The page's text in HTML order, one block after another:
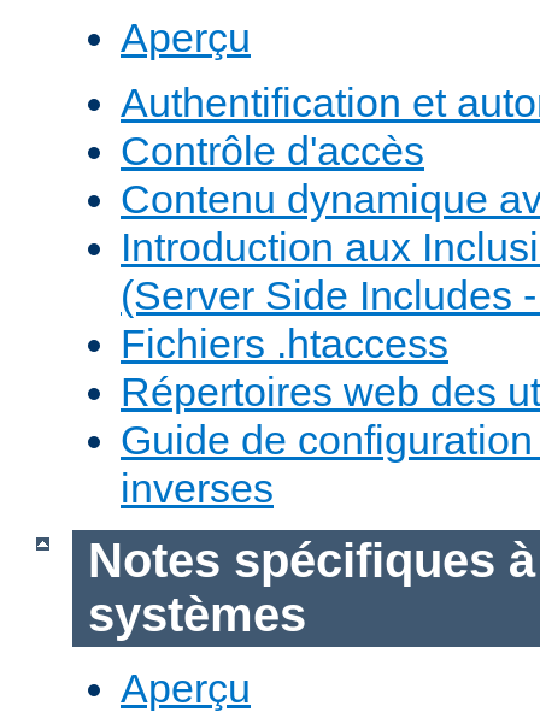
Aperçu
Authentification et
Contrôle d'accès
Contenu dynamique
Introduction aux
(Server Side Includes
Fichiers .htaccess
Répertoires web des
Guide de
inverses
Notes spécifiques
systèmes
Aperçu